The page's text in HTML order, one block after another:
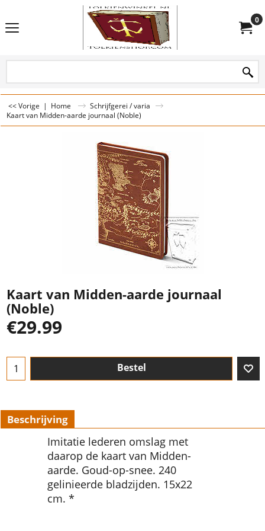
0
<< Vorige | Home
Schrijfgerei / varia
Kaart van Midden-aarde journaal (Noble)
Kaart van Midden-aarde journaal
(Noble)
€29.99
Bestel
Beschrijving
Imitatie lederen omslag met
daarop de kaart van Midden-
aarde. Goud-op-snee. 240
gelinieerde bladzijden. 15x22
cm. *